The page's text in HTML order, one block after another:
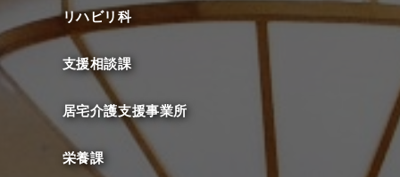
リハビリ科
支援相談課
居宅介護支援事業所
栄養課